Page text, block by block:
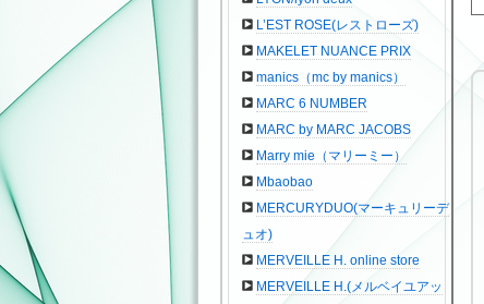
L’EST ROSE(レストローズ)
MAKELET NUANCE PRIX
manics（mc by manics）
MARC 6 NUMBER
MARC by MARC JACOBS
Marry mie（マリーミー）
Mbaobao
MERCURYDUO(マーキュリーデ
ュオ)
MERVEILLE H. online store
MERVEILLE H.(メルベイユアッ